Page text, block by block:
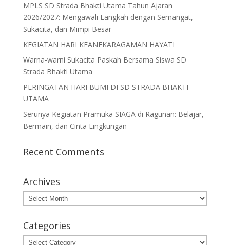
MPLS SD Strada Bhakti Utama Tahun Ajaran
2026/2027: Mengawali Langkah dengan Semangat,
Sukacita, dan Mimpi Besar
KEGIATAN HARI KEANEKARAGAMAN HAYATI
Warna-warni Sukacita Paskah Bersama Siswa SD
Strada Bhakti Utama
PERINGATAN HARI BUMI DI SD STRADA BHAKTI
UTAMA
Serunya Kegiatan Pramuka SIAGA di Ragunan: Belajar,
Bermain, dan Cinta Lingkungan
Recent Comments
Archives
Archives
Categories
Categories